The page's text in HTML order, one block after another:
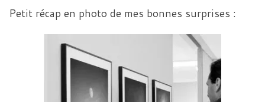
Petit récap en photo de mes bonnes surprises :